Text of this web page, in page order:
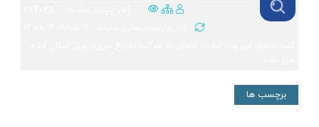
برچسب ها